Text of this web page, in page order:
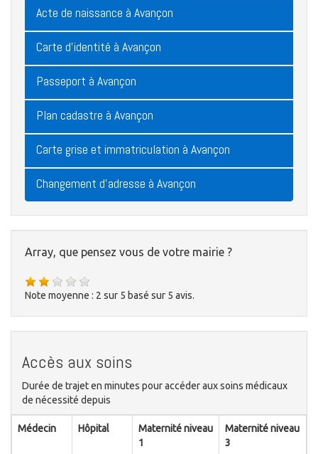
Acte de naissance à Avançon
Carte d'identité à Avançon
Passeport à Avançon
Plan cadastre à Avançon
Carte grise et immatriculation à Avançon
Changement d'adresse à Avançon
Array, que pensez vous de votre mairie ?
Note moyenne : 2 sur 5 basé sur 5 avis.
Accès aux soins
Durée de trajet en minutes pour accéder aux soins médicaux
de nécessité depuis
Médecin Hôpital
Maternité niveau
1
Maternité niveau
3